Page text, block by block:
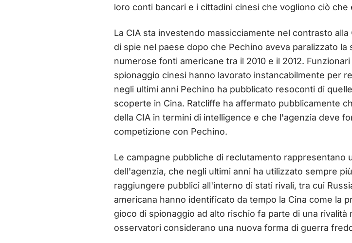
loro conti bancari e i cittadini cinesi che vogliono ciò che
La CIA sta investendo massicciamente nel contrasto
di spie nel paese dopo che Pechino aveva paralizzato
numerose fonti americane tra il 2010 e il 2012.
spionaggio cinesi hanno lavorato instancabilmente per
negli ultimi anni Pechino ha pubblicato resoconti di
scoperte in Cina. Ratcliffe ha affermato pubblicamente
della CIA in termini di intelligence e che l'agenzia deve
competizione con Pechino.
Le campagne pubbliche di reclutamento
dell'agenzia, che negli ultimi anni ha utilizzato sempre
raggiungere pubblici all'interno di stati rivali, tra cui
americana hanno identificato da tempo la Cina come la
gioco di spionaggio ad alto rischio fa parte di una
osservatori considerano una nuova forma di guerra